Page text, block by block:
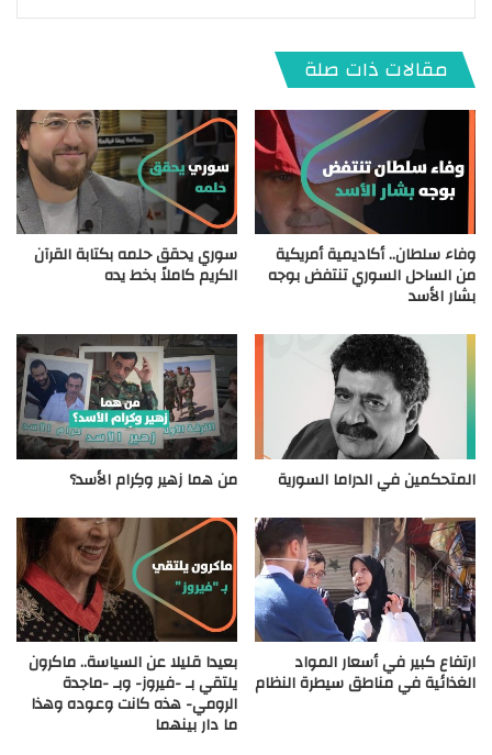
مقالات ذات صلة
وفاء سلطان.. أكاديمية أمريكية
من الساحل السوري تنتفض بوجه
بشار الأسد
سوري يحقق حلمه بكتابة القرآن
الكريم كاملاً بخط يده
المتحكمين في الدراما السورية من هما زهير وكِرام الأسد؟
ارتفاع كبير في أسعار المواد
الغذائية في مناطق سيطرة النظام
بعيدا قليلا عن السياسة.. ماكرون
يلتقي بـ -فيروز- وبـ -ماجدة
الرومي- هذه كانت وعوده وهذا
ما دار بينهما